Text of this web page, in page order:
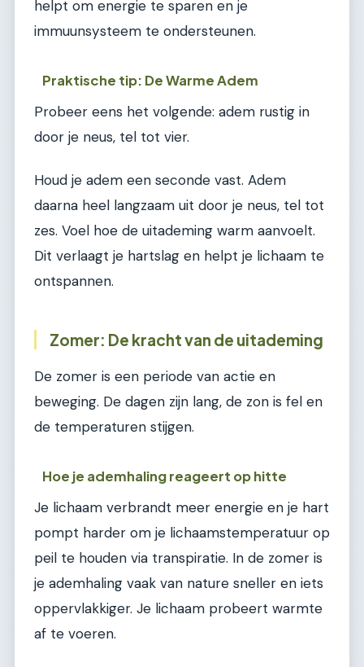
helpt om energie te sparen en je
immuunsysteem te ondersteunen.
Praktische tip: De Warme Adem
Probeer eens het volgende: adem rustig in
door je neus, tel tot vier.
Houd je adem een seconde vast. Adem
daarna heel langzaam uit door je neus, tel tot
zes. Voel hoe de uitademing warm aanvoelt.
Dit verlaagt je hartslag en helpt je lichaam te
ontspannen.
Zomer: De kracht van de uitademing
De zomer is een periode van actie en
beweging. De dagen zijn lang, de zon is fel en
de temperaturen stijgen.
Hoe je ademhaling reageert op hitte
Je lichaam verbrandt meer energie en je hart
pompt harder om je lichaamstemperatuur op
peil te houden via transpiratie. In de zomer is
je ademhaling vaak van nature sneller en iets
oppervlakkiger. Je lichaam probeert warmte
af te voeren.